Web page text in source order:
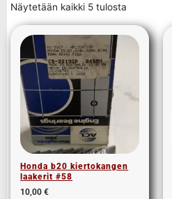
Näytetään kaikki 5 tulosta
Honda b20 kiertokangen
laakerit #58
10,00€